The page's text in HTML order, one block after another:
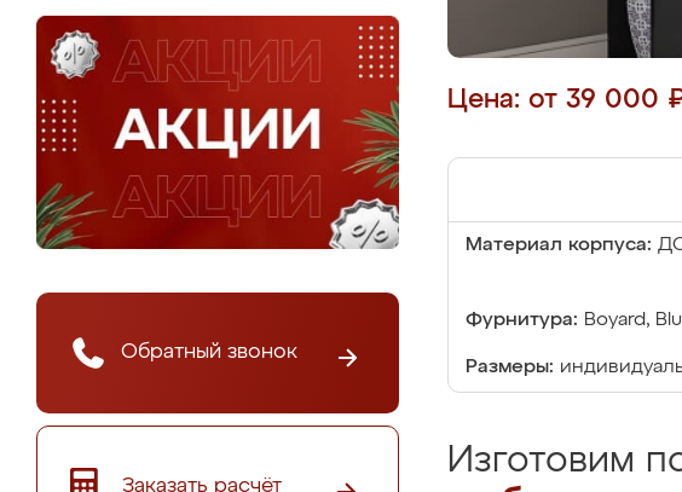
Обратный звонок
Заказать расчёт
Цена: от 39 000
Материал корпуса:
Фурнитура: Boyard,
Размеры:
Изготовим